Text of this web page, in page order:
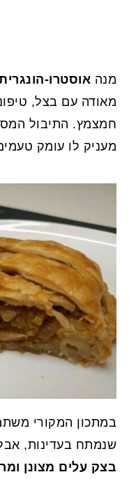
מנה אוסטרו-
מאודה עם בצל,
חמצמץ. התיבול
מעניק לו עומק
במתכון המקורי
שנמתח בעדינות,
בצק עלים מצונן